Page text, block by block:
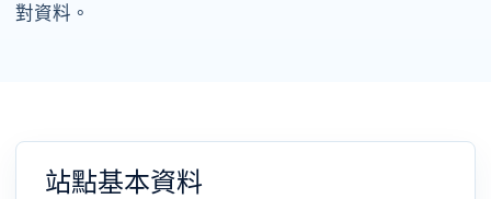
對資料。
站點基本資料